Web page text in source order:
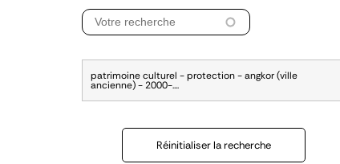
patrimoine culturel - protection - angkor (ville
ancienne) - 2000-....
Réinitialiser la recherche